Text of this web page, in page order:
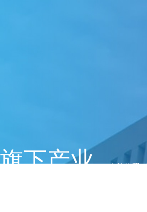
旗下产业